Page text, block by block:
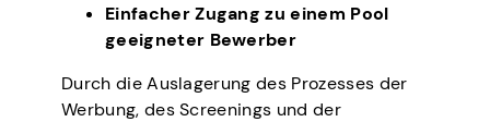
Einfacher Zugang zu einem Pool
geeigneter Bewerber
Durch die Auslagerung des Prozesses der
Werbung, des Screenings und der